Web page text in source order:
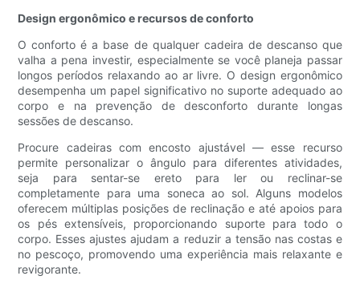
Design ergonômico e recursos de conforto
O conforto é a base de qualquer cadeira de descanso que
valha a pena investir, especialmente se você planeja passar
longos períodos relaxando ao ar livre. O design ergonômico
desempenha um papel significativo no suporte adequado ao
corpo e na prevenção de desconforto durante longas
sessões de descanso.
Procure cadeiras com encosto ajustável — esse recurso
permite personalizar o ângulo para diferentes atividades,
seja para sentar-se ereto para ler ou reclinar-se
completamente para uma soneca ao sol. Alguns modelos
oferecem múltiplas posições de reclinação e até apoios para
os pés extensíveis, proporcionando suporte para todo o
corpo. Esses ajustes ajudam a reduzir a tensão nas costas e
no pescoço, promovendo uma experiência mais relaxante e
revigorante.